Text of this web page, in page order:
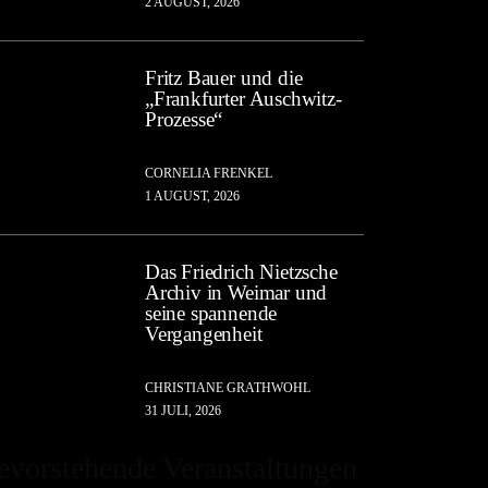
Fritz Bauer und die
„Frankfurter Auschwitz-
Prozesse“
CORNELIA FRENKEL
1 AUGUST, 2026
Das Friedrich Nietzsche
Archiv in Weimar und
seine spannende
Vergangenheit
CHRISTIANE GRATHWOHL
31 JULI, 2026